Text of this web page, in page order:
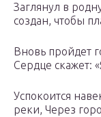
Заглянул в
создан, чтобы
Вновь пройдет
Сердце скажет:
Успокоится
реки, Через